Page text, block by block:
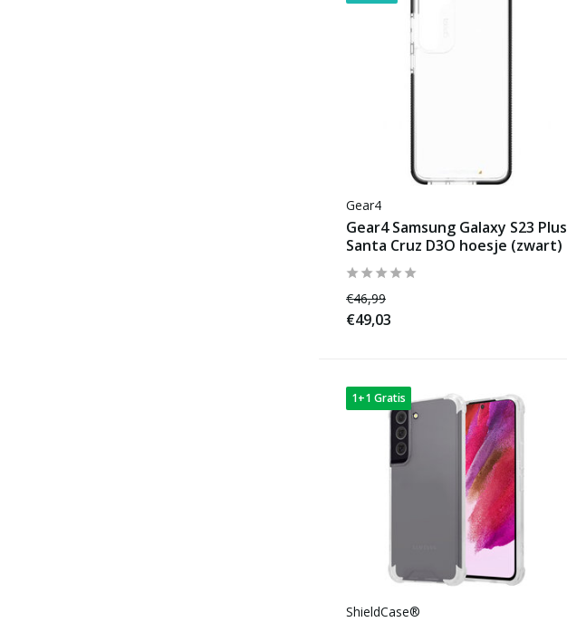
Gear4
Gear4 Samsung Galaxy S23 Plus
Santa Cruz D3O hoesje (zwart)
€46,99
€49,03
1+1 Gratis
ShieldCase®